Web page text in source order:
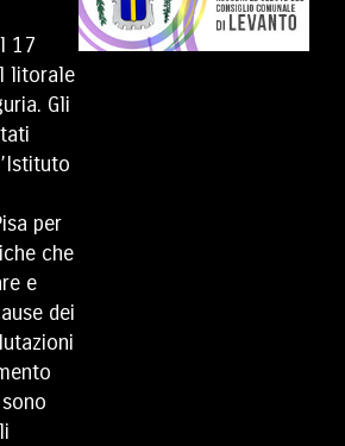
17
litorale
Gli
per
che
e
dei